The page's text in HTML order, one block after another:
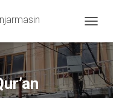
O
G
G
L
E